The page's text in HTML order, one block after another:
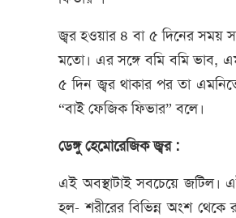
জ্বর হওয়ার ৪ বা ৫ দিনের সময়
মতো। এর সঙ্গে বমি বমি ভাব,
৫ দিন জ্বর থাকার পর তা
“বাই ফেজিক ফিভার” বলে।
ডেঙ্গু হেমোরেজিক জ্বর :
এই অবস্থাটাই সবচেয়ে জটিল।
হল- শরীরের বিভিন্ন অংশ